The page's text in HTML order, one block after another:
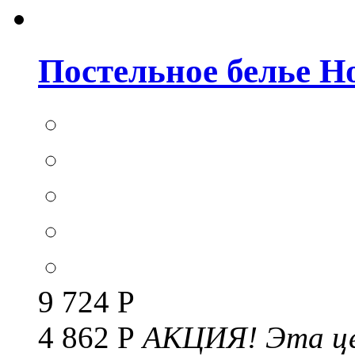
Постельное белье
9 724 Р
4 862 РАКЦИЯ! Эта